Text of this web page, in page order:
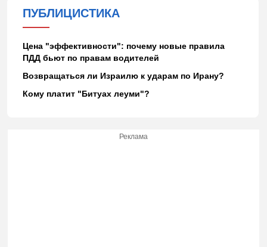
ПУБЛИЦИСТИКА
Цена "эффективности": почему новые правила
ПДД бьют по правам водителей
Возвращаться ли Израилю к ударам по Ирану?
Кому платит "Битуах леуми"?
Реклама